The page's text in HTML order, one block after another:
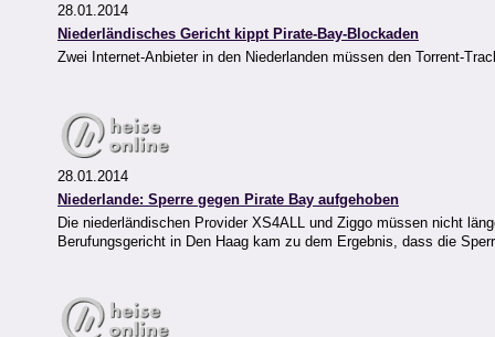
28.01.2014
Niederländisches Gericht kippt Pirate-Bay-Blockaden
Zwei Internet-Anbieter in den Niederlanden müssen den Torrent-
28.01.2014
Niederlande: Sperre gegen Pirate Bay aufgehoben
Die niederländischen Provider XS4ALL und Ziggo müssen nicht
Berufungsgericht in Den Haag kam zu dem Ergebnis, dass die